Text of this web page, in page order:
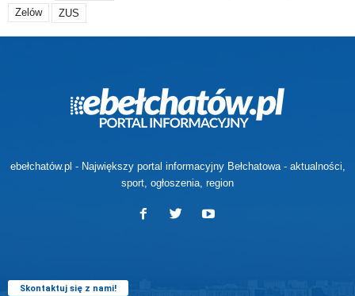
Zelów ZUS
ebełchatów.pl - Największy portal informacyjny Bełchatowa - aktualności,
sport, ogłoszenia, region
Skontaktuj się z nami!